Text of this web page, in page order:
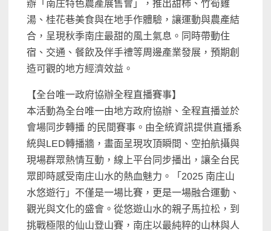
辦「南庄特色農產展售會」，推出甜柿、竹筍雞
湯、桂花巷美食與在地手作體驗，讓運動與農產結
合，呈現秋季南庄最甜的風土氣息。同時帶動住
宿、交通、餐飲及伴手禮等周邊產業發展，預期創
造可觀的地方經濟效益。
【全台唯一政府協辦全程直播賽事】
本活動為全台唯一由地方政府協辦、全程直播並於
會場同步轉播 的民間賽事。由全統資訊提供直播系
統與LED轉播牆，畫面呈現攻頂瞬間、空拍航攝與
現場群眾熱情互動，線上平台同步播出，讓全台民
眾即時感受南庄山水的熱血魅力。「2025 南庄山
水悠遊行」不僅是一場比賽，更是一場融合運動、
觀光與文化的盛會。從悠遊山水的親子馬拉松，到
挑戰極限的仙山登山賽，南庄以最純粹的山林與人